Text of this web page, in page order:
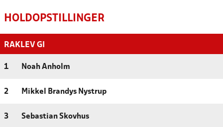
HOLDOPSTILLINGER
RAKLEV GI
1 Noah Anholm
2 Mikkel Brandys Nystrup
3 Sebastian Skovhus